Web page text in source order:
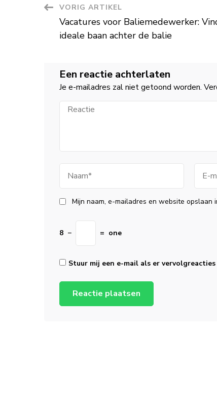
Berichtnavigatie
VORIG ARTIKEL
Vacatures voor Baliemedewerker:
ideale baan achter de balie
Een reactie achterlaten
Je e-mailadres zal niet getoond worden.
Reactie
mail
Mijn naam, e-mailadres en website
8 − = one
Stuur mij een e-mail als er vervolgreacties